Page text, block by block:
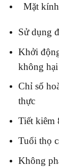
Mặt
Sử dụng
Khởi
không
Chỉ số
thực
Tiết kiêm
Tuổi thọ
Không